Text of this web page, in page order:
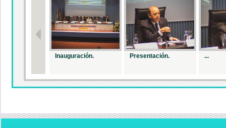
Inauguración. Presentación. ...